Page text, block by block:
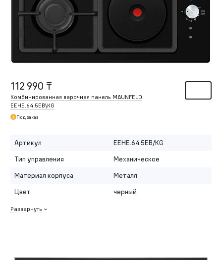
112 990 ₸
Комбинированная варочная панель MAUNFELD
EEHE.64.5EB\KG
Под заказ
Артикул
EEHE.64.5EB/KG
Тип управления
Механическое
Материал корпуса
Металл
Цвет
черный
Развернуть